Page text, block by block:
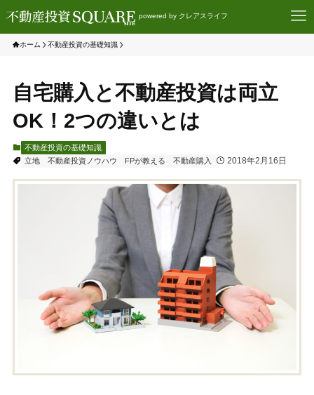
powered by クレアスライフ
ホーム 不動産投資の基礎知識
自宅購入と不動産投資は両立
OK！2つの違いとは
不動産投資の基礎知識
立地
不動産投資ノウハウ FPが教える 不動産購入 2018年2月16日